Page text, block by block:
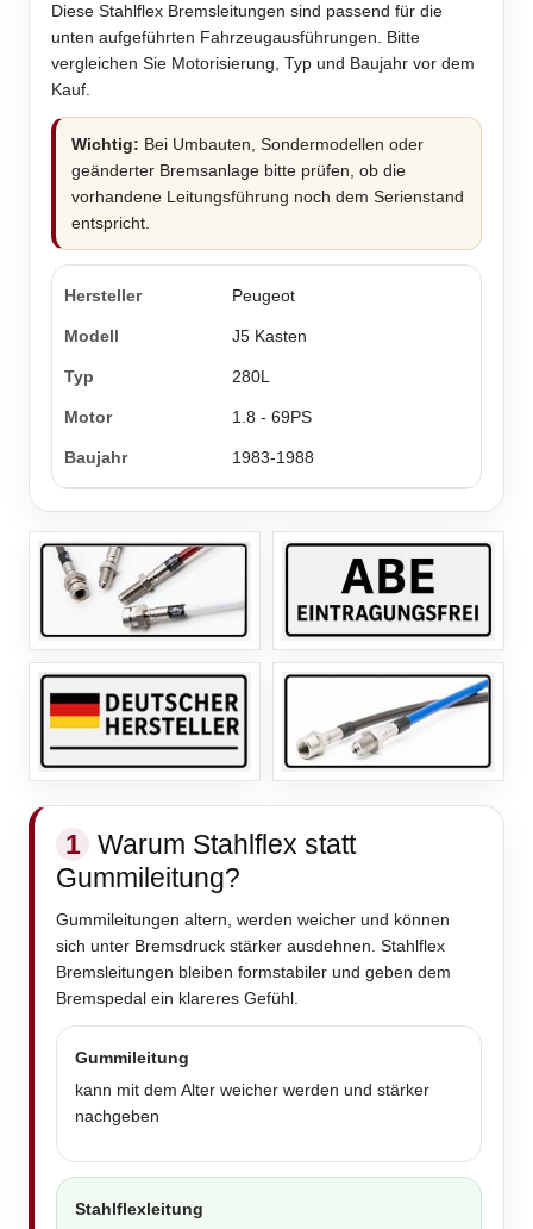
Diese Stahlflex Bremsleitungen sind passend für die
unten aufgeführten Fahrzeugausführungen. Bitte
vergleichen Sie Motorisierung, Typ und Baujahr vor dem
Kauf.
Wichtig: Bei Umbauten, Sondermodellen oder
geänderter Bremsanlage bitte prüfen, ob die
vorhandene Leitungsführung noch dem Serienstand
entspricht.
Peugeot
J5 Kasten
280L
1.8 - 69PS
1983-1988
1 Warum Stahlflex statt
Gummileitung?
Gummileitungen altern, werden weicher und können
sich unter Bremsdruck stärker ausdehnen. Stahlflex
Bremsleitungen bleiben formstabiler und geben dem
Bremspedal ein klareres Gefühl.
Gummileitung
kann mit dem Alter weicher werden und stärker
nachgeben
Stahlflexleitung